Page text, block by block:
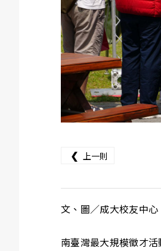
❮ 上一則
文、圖／成大校友中
南臺灣最大規模徵才